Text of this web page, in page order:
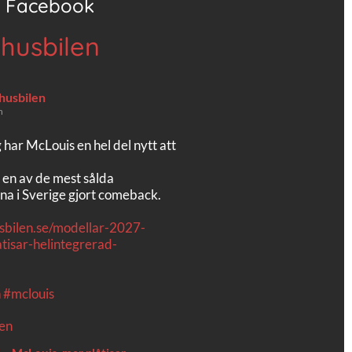
Facebook
har McLouis en hel del nytt att
av de mest sålda
i Sverige gjort comeback.
modellar-2027-
helintegrerad-
#mclouis